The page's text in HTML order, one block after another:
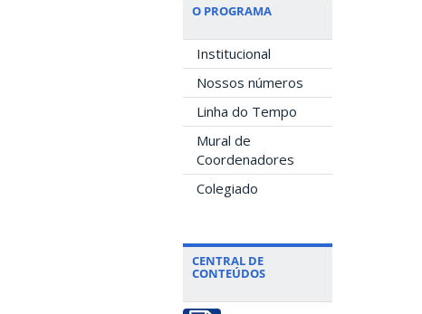
O PROGRAMA
Institucional
Nossos números
Linha do Tempo
Mural de
Coordenadores
Colegiado
CENTRAL DE
CONTEÚDOS